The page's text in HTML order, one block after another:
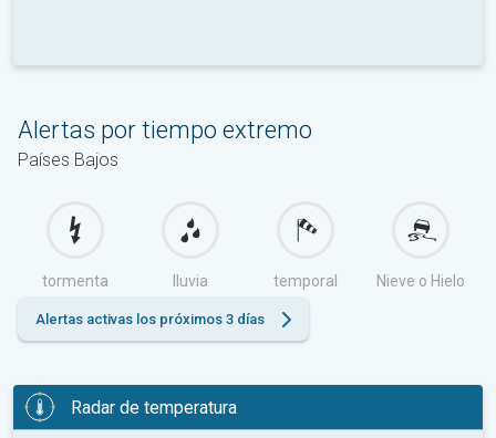
Alertas por tiempo extremo
Países Bajos
tormenta lluvia temporal Nieve o Hielo
Alertas activas los próximos 3 días
Radar de temperatura